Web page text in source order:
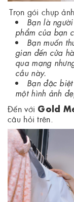
Trọn gói chụp
Bạn là
phẩm của bạn
Bạn muốn
gian đến cửa
qua mạng
cầu này.
Bạn đặc
một hình ảnh
Đến với Gold
câu hỏi trên.